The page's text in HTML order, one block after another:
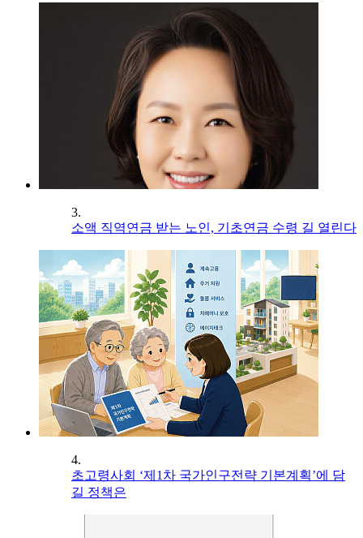
3.
소액 직역연금 받는 노인, 기초연금 수령 길 열린다
4.
초고령사회 ‘제1차 국가인구전략 기본계획’에 담
길 정책은